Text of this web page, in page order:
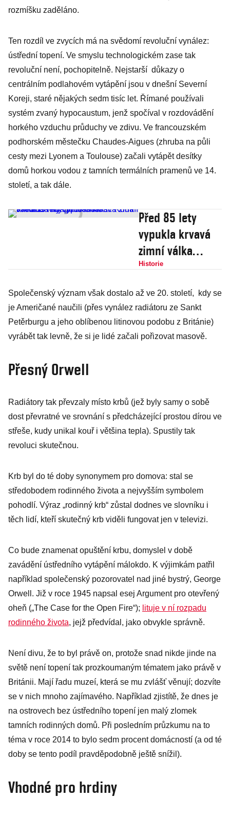
rozmíšku zaděláno.
Ten rozdíl ve zvycích má na svědomí revoluční vynález:
ústřední topení. Ve smyslu technologickém zase tak
revoluční není, pochopitelně. Nejstarší důkazy o
centrálním podlahovém vytápění jsou v dnešní Severní
Koreji, staré nějakých sedm tisíc let. Římané používali
systém zvaný hypocaustum, jenž spočíval v rozdovádění
horkého vzduchu průduchy ve zdivu. Ve francouzském
podhorském městečku Chaudes-Aigues (zhruba na půli
cesty mezi Lyonem a Toulouse) začali vytápět desítky
domů horkou vodou z tamních termálních pramenů ve 14.
století, a tak dále.
Před 85 lety
vypukla krvavá
zimní válka
Davida proti
armáda Finy
podcenila
Historie
Společenský význam však dostalo až ve 20. století, kdy se
je Američané naučili (přes vynález radiátoru ze Sankt
Petěrburgu a jeho oblíbenou litinovou podobu z Británie)
vyrábět tak levně, že si je lidé začali pořizovat masově.
Přesný Orwell
Radiátory tak převzaly místo krbů (jež byly samy o sobě
dost převratné ve srovnání s předcházející prostou dírou ve
střeše, kudy unikal kouř i většina tepla). Spustily tak
revoluci skutečnou.
Krb byl do té doby synonymem pro domova: stal se
středobodem rodinného života a nejvyšším symbolem
pohodlí. Výraz „rodinný krb“ zůstal dodnes ve slovníku i
těch lidí, kteří skutečný krb viděli fungovat jen v televizi.
Co bude znamenat opuštění krbu, domyslel v době
zavádění ústředního vytápění málokdo. K výjimkám patřil
například společenský pozorovatel nad jiné bystrý, George
Orwell. Již v roce 1945 napsal esej Argument pro otevřený
oheň („The Case for the Open Fire“); lituje v ní rozpadu
rodinného života, jejž předvídal, jako obvykle správně.
Není divu, že to byl právě on, protože snad nikde jinde na
světě není topení tak prozkoumaným tématem jako právě v
Británii. Mají řadu muzeí, která se mu zvlášť věnují; dozvíte
se v nich mnoho zajímavého. Například zjistítě, že dnes je
na ostrovech bez ústředního topení jen malý zlomek
tamních rodinných domů. Při posledním průzkumu na to
téma v roce 2014 to bylo sedm procent domácností (a od té
doby se tento podíl pravděpodobně ještě snížil).
Vhodné pro hrdiny